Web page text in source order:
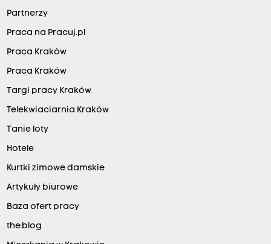
Partnerzy
Praca na Pracuj.pl
Praca Kraków
Praca Kraków
Targi pracy Kraków
Telekwiaciarnia Kraków
Tanie loty
Hotele
Kurtki zimowe damskie
Artykuły biurowe
Baza ofert pracy
the:blog